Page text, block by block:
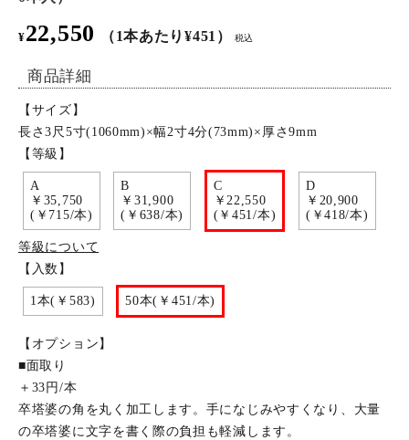
¥22,550 （1本あたり¥451） 税込
商品詳細
【サイズ】
長さ3尺5寸(1060mm)×幅2寸4分(73mm)×厚さ9mm
【等級】
A
￥35,750
(￥715/本)
B
￥31,900
(￥638/本)
C
￥22,550
(￥451/本)
D
￥20,900
(￥418/本)
等級について
【入数】
1本(￥583) 50本(￥451/本)
【オプション】
■面取り
＋33円/本
卒塔婆の角を丸く加工します。手になじみやすくなり、大量
の卒塔婆に文字を書く際の負担も軽減します。